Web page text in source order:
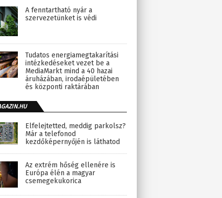
A fenntartható nyár a
szervezetünket is védi
Tudatos energiamegtakarítási
intézkedéseket vezet be a
MediaMarkt mind a 40 hazai
áruházában, irodaépületében
és központi raktárában
Elfelejtetted, meddig parkolsz?
Már a telefonod
kezdőképernyőjén is láthatod
Az extrém hőség ellenére is
Európa élén a magyar
csemegekukorica